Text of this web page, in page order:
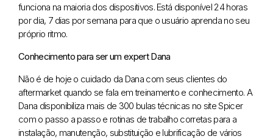
funciona na maioria dos dispositivos. Está disponível 24 horas
por dia, 7 dias por semana para que o usuário aprenda no seu
próprio ritmo.
Conhecimento para ser um expert Dana
Não é de hoje o cuidado da Dana com seus clientes do
aftermarket quando se fala em treinamento e conhecimento. A
Dana disponibiliza mais de 300 bulas técnicas no site Spicer
com o passo a passo e rotinas de trabalho corretas para a
instalação, manutenção, substituição e lubrificação de vários